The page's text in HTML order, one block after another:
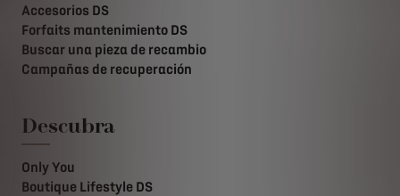
Accesorios DS
Forfaits mantenimiento DS
Buscar una pieza de recambio
Campañas de recuperación
Descubra
Only You
Boutique Lifestyle DS